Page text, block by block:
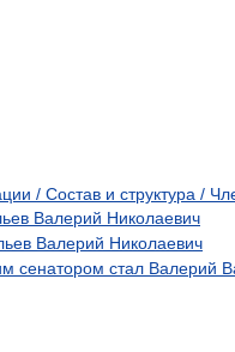
/ Состав и структура /
Валерий Николаевич
Валерий Николаевич
сенатором стал Валерий